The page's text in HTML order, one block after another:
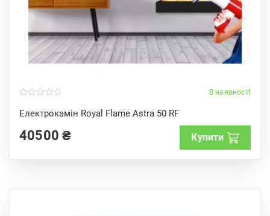
В наявності
Електрокамін Royal Flame Astra 50 RF
o
u
o
f
40500₴ Купити